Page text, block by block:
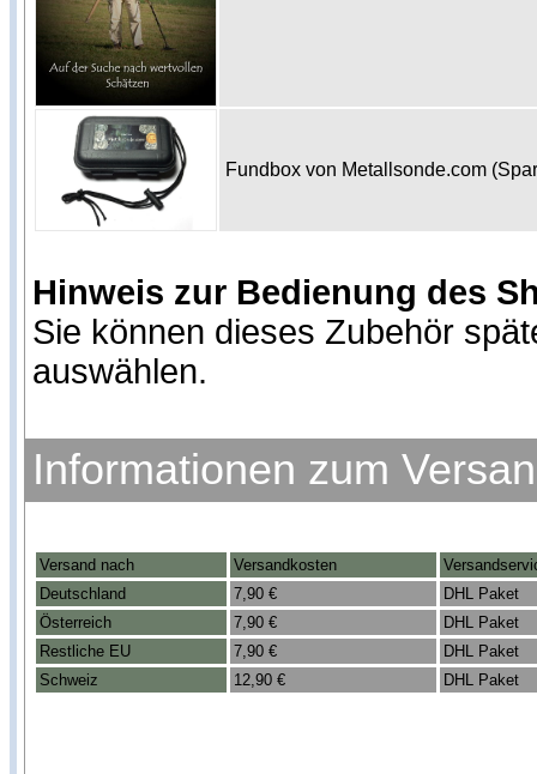
Fundbox von Metallsonde.com
Hinweis zur Bedienung des
Sie können dieses Zubehör
auswählen.
Informationen zum
Versand nach Versandkosten
Deutschland
7,90 €
DHL Paket
Österreich
7,90 €
DHL Paket
Restliche EU
7,90 €
DHL Paket
Schweiz
12,90 € DHL Paket